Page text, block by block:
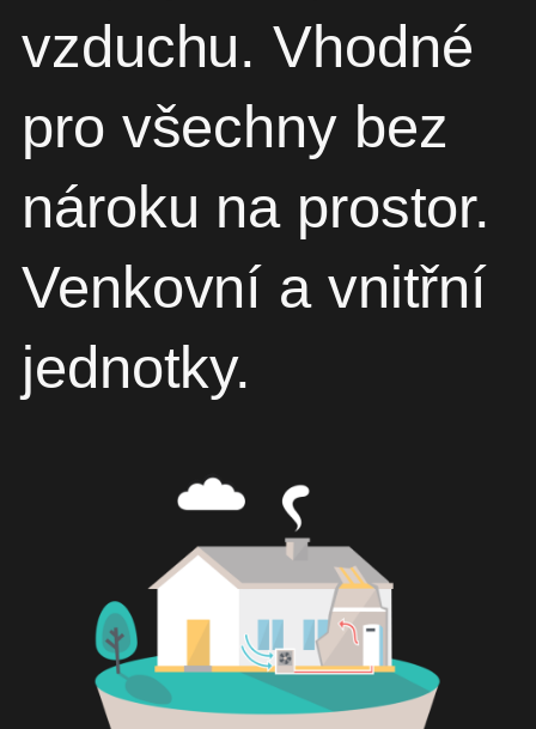
vzduchu. Vhodné
pro všechny bez
nároku na prostor.
Venkovní a vnitřní
jednotky.